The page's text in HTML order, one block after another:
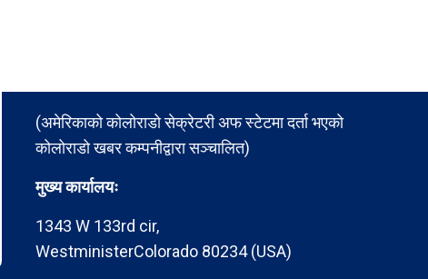
(अमेरिकाको कोलोराडो सेक्रेटरी अफ स्टेटमा दर्ता भएको
कोलोराडो खबर कम्पनीद्वारा सञ्चालित)
मुख्य कार्यालयः
1343 W 133rd cir,
WestministerColorado 80234 (USA)